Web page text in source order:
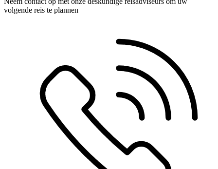
volgende reis te plannen